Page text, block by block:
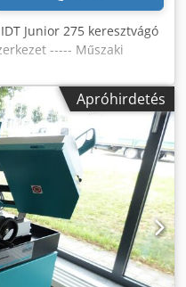
Junior 275 keresztvágó
----- Műszaki
Chedpfxeu R S I Hs
Apróhirdetés